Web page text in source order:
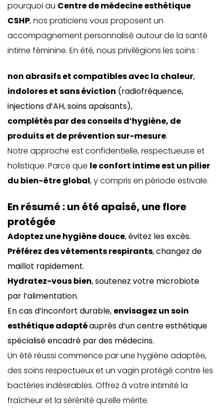
pourquoi au Centre de médecine esthétique
CSHP, nos praticiens vous proposent un
accompagnement personnalisé autour de la santé
intime féminine. En été, nous privilégions les soins :
non abrasifs et compatibles avec la chaleur,
indolores et sans éviction (radiofréquence,
injections d’AH, soins apaisants),
complétés par des conseils d’hygiène, de
produits et de prévention sur-mesure.
Notre approche est confidentielle, respectueuse et
holistique. Parce que le confort intime est un pilier
du bien-être global, y compris en période estivale.
En résumé : un été apaisé, une flore
protégée
Adoptez une hygiène douce, évitez les excès.
Préférez des vêtements respirants, changez de
maillot rapidement.
Hydratez-vous bien, soutenez votre microbiote
par l’alimentation.
En cas d’inconfort durable, envisagez un soin
esthétique adaptéauprès d’uncentre esthétique
spécialisé encadré par des médecins.
Un été réussi commence par une hygiène adaptée,
des soins respectueux et un vagin protégé contre les
bactéries indésirables. Offrez à votre intimité la
fraîcheur et la sérénité qu’elle mérite.